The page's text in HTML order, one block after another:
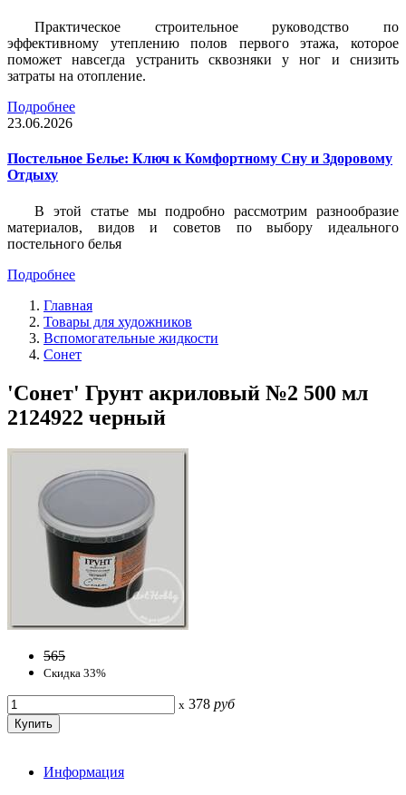
Практическое строительное руководство по
эффективному утеплению полов первого этажа, которое
поможет навсегда устранить сквозняки у ног и снизить
затраты на отопление.
Подробнее
23.06.2026
Постельное Белье: Ключ к Комфортному Сну и Здоровому
Отдыху
В этой статье мы подробно рассмотрим разнообразие
материалов, видов и советов по выбору идеального
постельного белья
Подробнее
Главная
Товары для художников
Вспомогательные жидкости
Сонет
'Сонет' Грунт акриловый №2 500 мл
2124922 черный
565
Скидка 33%
x 378 руб
Информация